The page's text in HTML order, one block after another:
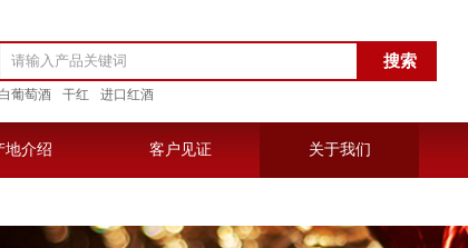
白葡萄酒 干红 进口红酒
地介绍 客户见证 关于我们